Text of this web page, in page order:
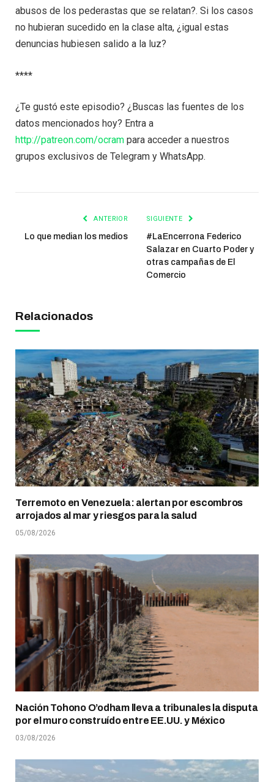
abusos de los pederastas que se relatan?. Si los casos
no hubieran sucedido en la clase alta, ¿igual estas
denuncias hubiesen salido a la luz?
****
¿Te gustó este episodio? ¿Buscas las fuentes de los
datos mencionados hoy? Entra a
http://patreon.com/ocram para acceder a nuestros
grupos exclusivos de Telegram y WhatsApp.
ANTERIOR
Lo que median los medios
SIGUIENTE
#LaEncerrona Federico
Salazar en Cuarto Poder y
otras campañas de El
Comercio
Relacionados
Terremoto en Venezuela: alertan por escombros
arrojados al mar y riesgos para la salud
05/08/2026
Nación Tohono O’odham lleva a tribunales la disputa
por el muro construído entre EE.UU. y México
03/08/2026